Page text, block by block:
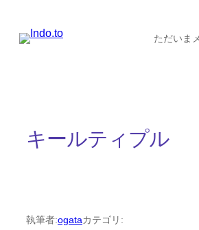
ただいま
キールティプル
執筆者:ogataカテゴリ: